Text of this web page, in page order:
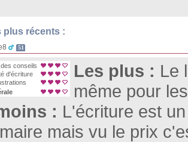
plus récents :
51
conseils
d'écriture
Les plus : Le
même pour
: L'écriture est
mais vu le prix